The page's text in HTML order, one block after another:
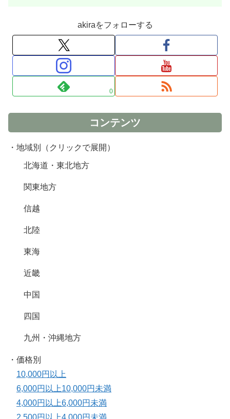
akiraをフォローする
0
コンテンツ
・地域別（クリックで展開）
北海道・東北地方
関東地方
信越
北陸
東海
近畿
中国
四国
九州・沖縄地方
・価格別
10,000円以上
6,000円以上10,000円未満
4,000円以上6,000円未満
2,500円以上4,000円未満